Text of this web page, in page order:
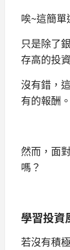
唉~這簡單
只是除了
存高的投
沒有錯，
有的報酬。
然而，面
嗎？
學習投資
若沒有積